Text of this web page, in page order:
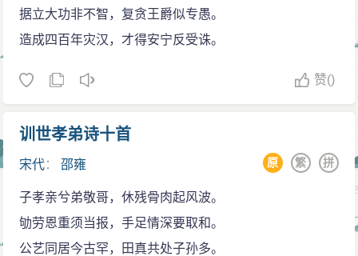
化之数和体四月三之原则，以导出象征生灵万有之动植
通数。再次，结合前两部分所探讨之天圆地方变化十六
位数和阴阳刚柔奇偶动植通数，以呈现出一体用生物运
运行，地主生化》。再次，将天行刚健之数进一步具体
细分为元会运世之数．以成就邵雍独创之历法纪年。同
时，将地生柔顺之数进一步体现于律吕声音之多元性和
差异性来表现动植生物之不齐与参差。最后，以此五类
大数施行、旁通而统贯于自然界与人文界之一切万有，
学说。邵雍悟到了伏羲八卦中自带的先天因素，并因此
写下数十万言的著作流传于世，但由于他处于隐居状
乐居洛阳
宋仁宗皇祐元年（1049年），邵雍自共城迁居洛
阳。邵雍初到洛阳的时候，所居房屋都是棚草做门的，
难以抵挡风雨。邵雍以打柴为生，亲自烧火做饭以侍奉
据立大功非不智，复贪王爵似专愚。
造成四百年灾汉，才得安宁反受诛。
赞()
训世孝弟诗十首
宋代：邵雍 拼
繁
原
子孝亲兮弟敬哥，休残骨肉起风波。
劬劳恩重须当报，手足情深要取和。
公艺同居今古罕，田真共处子孙多。